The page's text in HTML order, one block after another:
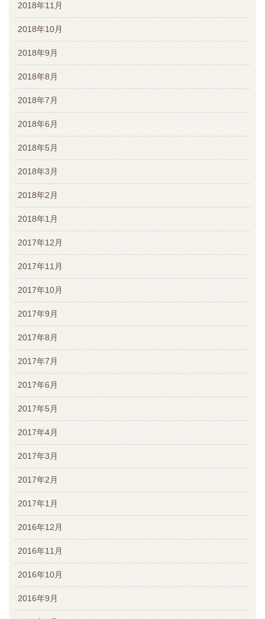
2018年11月
2018年10月
2018年9月
2018年8月
2018年7月
2018年6月
2018年5月
2018年3月
2018年2月
2018年1月
2017年12月
2017年11月
2017年10月
2017年9月
2017年8月
2017年7月
2017年6月
2017年5月
2017年4月
2017年3月
2017年2月
2017年1月
2016年12月
2016年11月
2016年10月
2016年9月